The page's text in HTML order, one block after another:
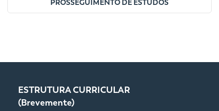
PROSSEGUIMENTO DE ESTUDOS
ESTRUTURA CURRICULAR
(Brevemente)